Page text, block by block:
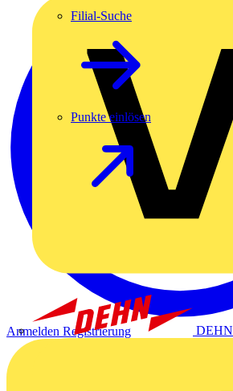
DEHN
Filial-Suche
Punkte einlösen
Anmelden Registrierung